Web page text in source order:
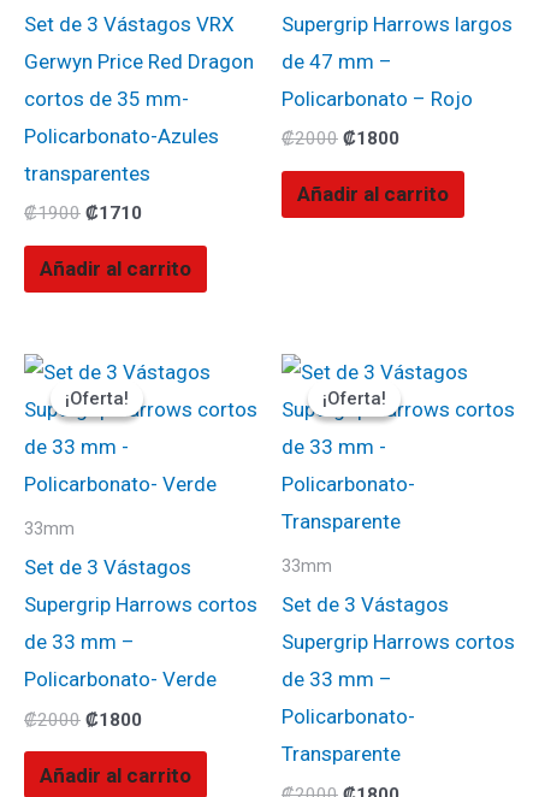
Set de 3 Vástagos VRX
Gerwyn Price Red Dragon
cortos de 35 mm-
Policarbonato-Azules
transparentes
₡1900 ₡1710
Añadir al carrito
Supergrip Harrows largos
de 47 mm –
Policarbonato – Rojo
₡2000 ₡1800
Añadir al carrito
¡Oferta!
¡Oferta!
33mm
Set de 3 Vástagos
Supergrip Harrows cortos
de 33 mm –
Policarbonato- Verde
₡2000
El
precio
original
₡2000.
₡1800
El
precio
actual
Añadir al carrito
¡Oferta!
¡Oferta!
33mm
Set de 3 Vástagos
Supergrip Harrows cortos
de 33 mm –
Policarbonato-
Transparente
El
precio
original
₡2000.
El
precio
actual